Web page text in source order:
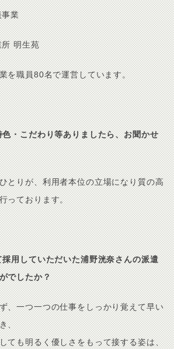
業
明生苑
を職員80名で運営しています。
・こだわり等ありましたら、お聞かせ
とりが、利用者本位の立場になり質の高
っております。
用していただいた浦野洸奈さんの派遣
でしたか？
、一つ一つの仕事をしっかり覚えて早い
、
ても明るく優しさをもって接する姿は、